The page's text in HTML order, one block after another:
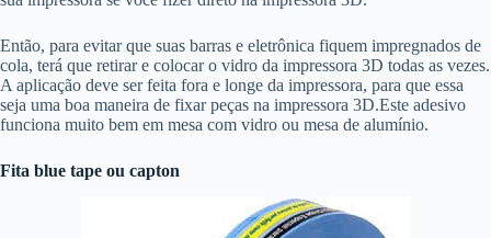
Então, para evitar que suas barras e eletrônica fiquem impregnados de
cola, terá que retirar e colocar o vidro da impressora 3D todas as vezes.
A aplicação deve ser feita fora e longe da impressora, para que essa
seja uma boa maneira de fixar peças na impressora 3D.Este adesivo
funciona muito bem em mesa com vidro ou mesa de alumínio.
Fita blue tape ou capton